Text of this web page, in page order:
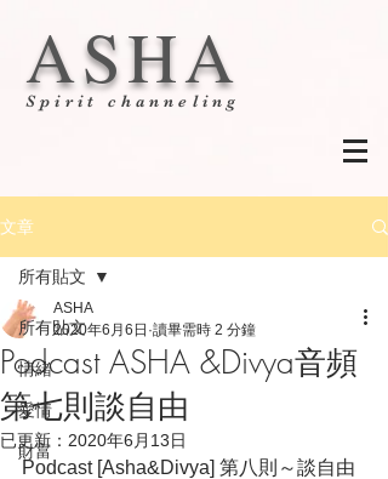
Spirit channeling
ASHA
文章
所有貼文
情緒
愛情
財富
所有貼文
Podcast ASHA &Divya音頻
第七則談自由
ASHA
2020年6月6日 讀畢需時 2 分鐘
已更新： 2020年6月13日
Podcast [Asha&Divya] 第八則～談自由